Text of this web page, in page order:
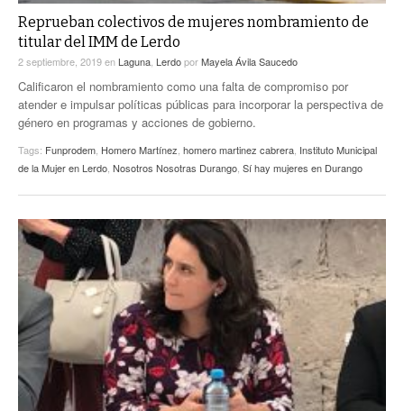
Reprueban colectivos de mujeres nombramiento de
titular del IMM de Lerdo
2 septiembre, 2019en Laguna LerdoporMayela Ávila Saucedo
Calificaron el nombramiento como una falta de compromiso por
atender e impulsar políticas públicas para incorporar la perspectiva de
género en programas y acciones de gobierno.
Tags: Funprodem Homero Martínez homero martinez cabrera Instituto Municipal
de la Mujer en Lerdo Nosotros Nosotras Durango Sí hay mujeres en Durango